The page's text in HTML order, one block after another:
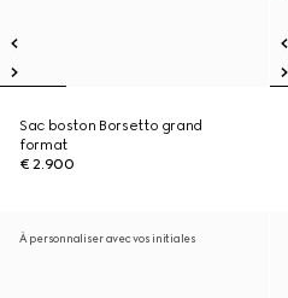
Sac boston Borsetto grand
format
€ 2.900
À personnaliser avec vos initiales